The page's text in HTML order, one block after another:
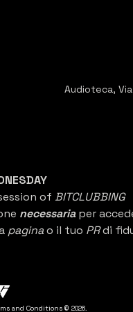
Audioteca,
of BITCLUBBING
necessaria per
pagina o il tuo PR di
and Conditions © 2026.